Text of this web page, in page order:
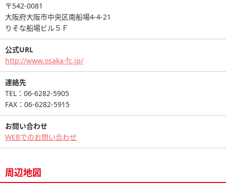
〒542-0081
大阪府大阪市中央区南船場4-4-21
りそな船場ビル５Ｆ
公式URL
http://www.osaka-fc.jp/
連絡先
TEL：06-6282-5905
FAX：06-6282-5915
お問い合わせ
WEBでのお問い合わせ
周辺地図